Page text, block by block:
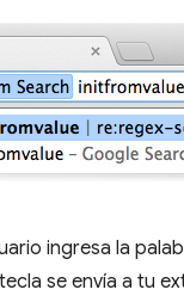
ingresa la
se envía a tu